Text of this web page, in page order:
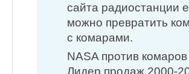
сайта радиостанции
можно превратить
с комарами.
NASA против комаров
Лидер продаж 2000-